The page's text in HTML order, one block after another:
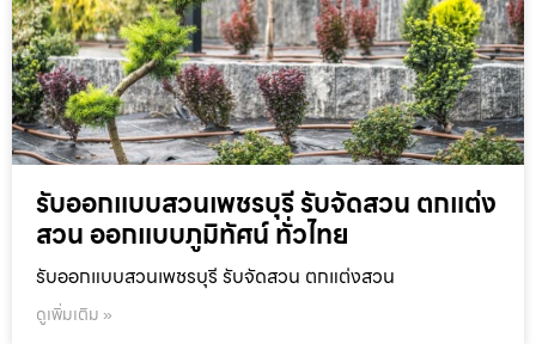
รับออกแบบสวนเพชรบุรี รับจัดสวน ตกแต่ง
สวน ออกแบบภูมิทัศน์ ทั่วไทย
รับออกแบบสวนเพชรบุรี รับจัดสวน ตกแต่งสวน
ดูเพิ่มเติม »